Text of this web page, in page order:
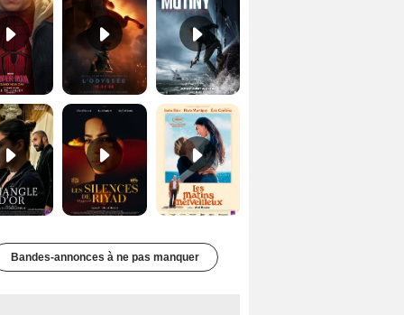
Les Silences de Riyad Bande-annonce VO STFR Les Matins merveilleux Bande-annonce VF
Bandes-annonces à ne pas manquer